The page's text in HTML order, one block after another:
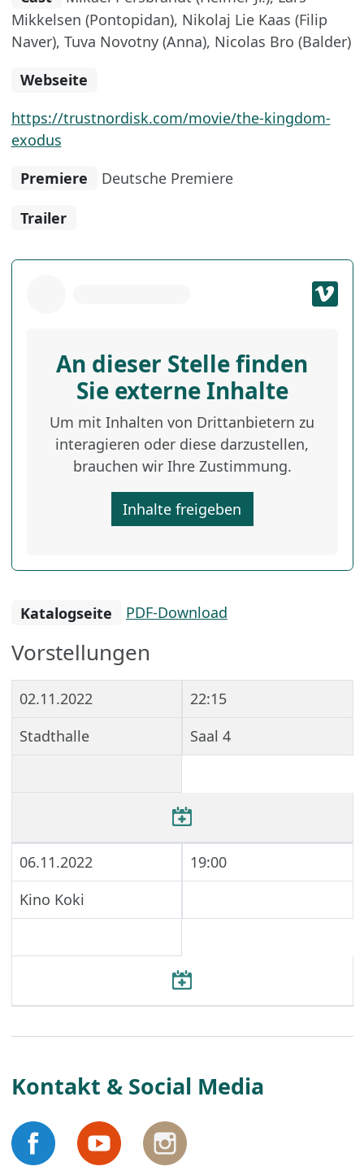
Mikkelsen (Pontopidan), Nikolaj Lie Kaas (Filip
Naver), Tuva Novotny (Anna), Nicolas Bro (Balder)
Webseite
https://trustnordisk.com/movie/the-kingdom-
exodus
Premiere
Deutsche Premiere
Trailer
An dieser Stelle finden
Sie externe Inhalte
Um mit Inhalten von Drittanbietern zu
interagieren oder diese darzustellen,
brauchen wir Ihre Zustimmung.
Inhalte freigeben
Katalogseite PDF-Download
Vorstellungen
02.11.2022
22:15
Stadthalle
Saal 4
06.11.2022
19:00
Kino Koki
Kontakt & Social Media